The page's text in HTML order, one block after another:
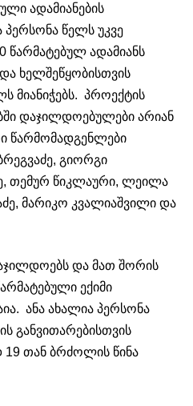
ადამიანების
წელს უკვე
წარმატებულ ადამიანს
ხელშეწყობისთვის
მიანიჭებს. პროექტის
დაჯილდოებულები არიან
წარმომადგენლები
გიორგი
თემურ წიკლაური, ლეილა
მარიკო კვალიაშვილი და
და მათ შორის
ექიმი
ანა ახალია პერსონა
განვითარებისთვის
19 თან ბრძოლის წინა